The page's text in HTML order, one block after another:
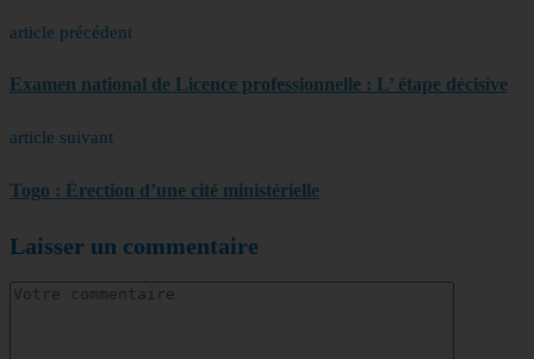
article précédent
Examen national de Licence professionnelle : L’ étape décisive
article suivant
Togo : Érection d’une cité ministérielle
Laisser un commentaire